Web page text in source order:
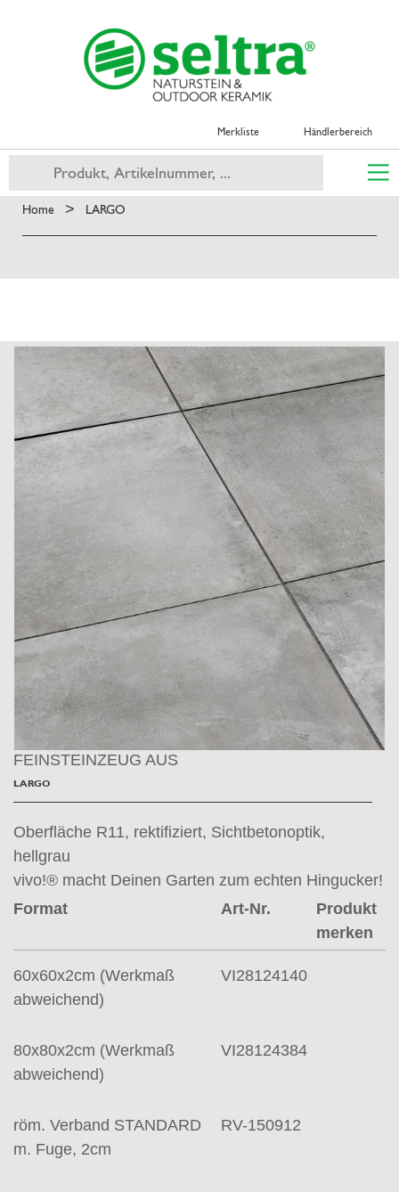
Merkliste Händlerbereich
Home > LARGO
FEINSTEINZEUG AUS
LARGO
Oberfläche R11, rektifiziert, Sichtbetonoptik,
hellgrau
vivo!® macht Deinen Garten zum echten Hingucker!
Format
Art-Nr.
Produkt
merken
60x60x2cm (Werkmaß
abweichend)
VI28124140
80x80x2cm (Werkmaß
abweichend)
VI28124384
röm. Verband STANDARD
m. Fuge, 2cm
RV-150912